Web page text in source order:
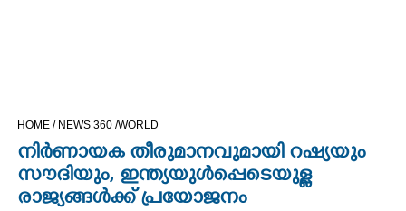
OPINION
HOME / NEWS 360 /WORLD
നിർണായക തീരുമാനവുമായി റഷ്യയും
സൗദിയും,​ ഇന്ത്യയുൾപ്പെടെയുള്ള
രാജ്യങ്ങൾക്ക് പ്രയോജനം